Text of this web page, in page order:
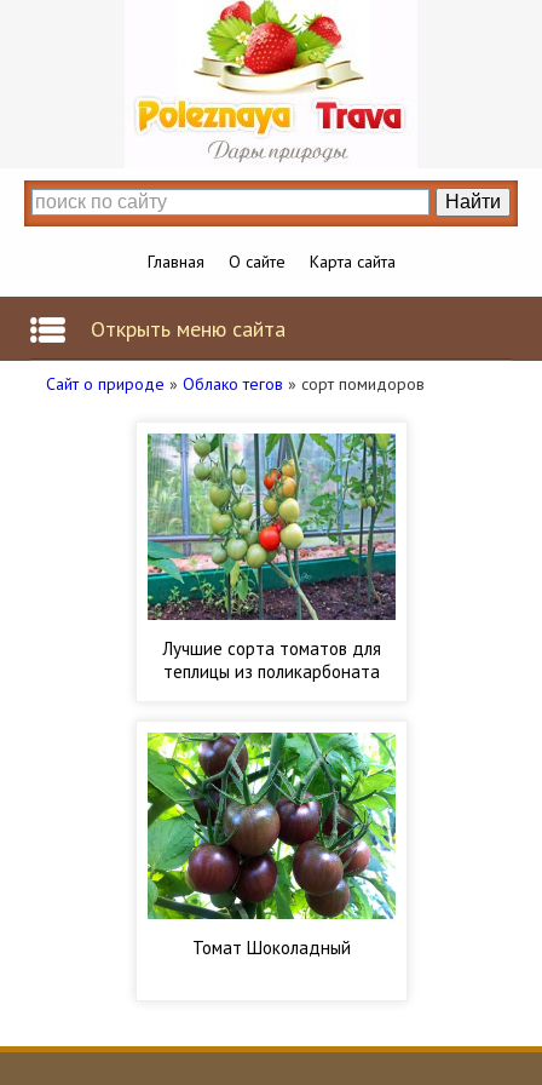
Главная О сайте Карта сайта
Открыть меню сайта
Сайт о природе » Облако тегов » сорт помидоров
Лучшие сорта томатов для
теплицы из поликарбоната
Томат Шоколадный